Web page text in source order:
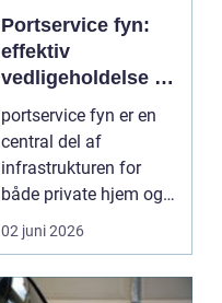
Portservice fyn:
effektiv
vedligeholdelse og
reparation
portservice fyn er en
central del af
infrastrukturen for
både private hjem og
virksomheder. Det
hand...
02 juni 2026